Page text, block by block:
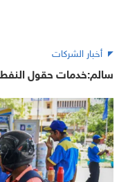
أخبار الشركات
سالم:خدمات حقول